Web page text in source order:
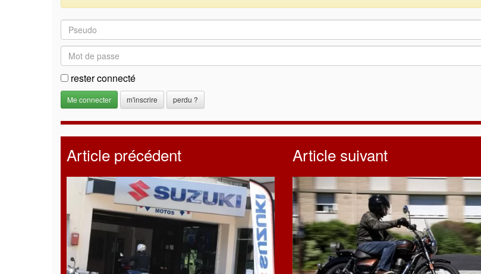
rester connecté
m'inscrire perdu ?
Article précédent Article suivant